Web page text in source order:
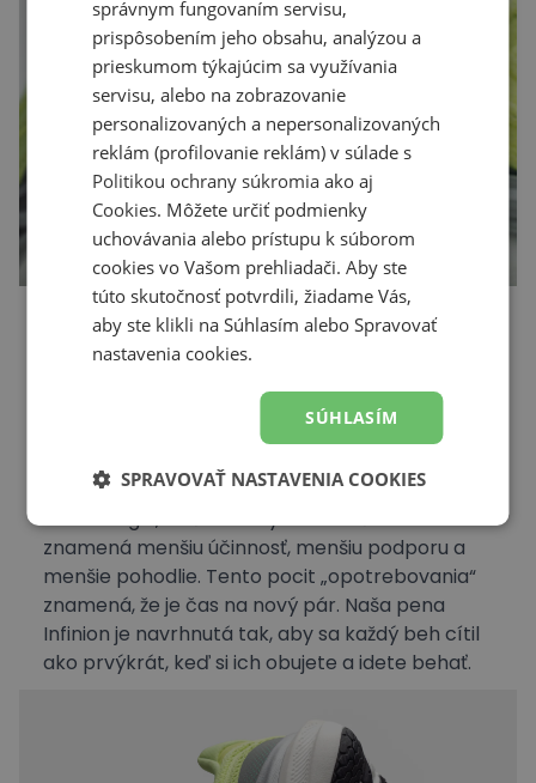
Infinion – dlhodobá podpora
to je náš spôsob, ako vytvoriť nový rozmer
pohodlia, na ktorý sa môžete spoľahnúť
používaných predmetov, ako sú topánky a ich
technológie, sa časom rýchlo končí. To
znamená menšiu účinnosť, menšiu podporu a
menšie pohodlie. Tento pocit „opotrebovania“
znamená, že je čas na nový pár. Naša pena
Infinion je navrhnutá tak, aby sa každý beh cítil
ako prvýkrát, keď si ich obujete a idete behať.
správnym fungovaním servisu,
prispôsobením jeho obsahu, analýzou a
prieskumom týkajúcim sa využívania
servisu, alebo na zobrazovanie
personalizovaných a nepersonalizovaných
reklám (profilovanie reklám) v súlade s
Politikou ochrany súkromia ako aj
Cookies. Môžete určiť podmienky
uchovávania alebo prístupu k súborom
cookies vo Vašom prehliadači. Aby ste
túto skutočnosť potvrdili, žiadame Vás,
aby ste klikli na Súhlasím alebo Spravovať
nastavenia cookies.
SÚHLASÍM
SPRAVOVAŤ NASTAVENIA COOKIES